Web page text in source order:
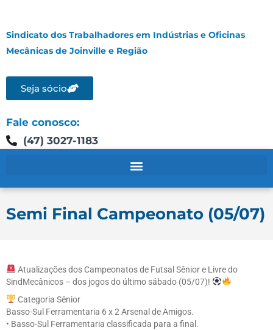
Sindicato dos Trabalhadores em Indústrias e Oficinas
Mecânicas de Joinville e Região
Seja sócio
Fale conosco:
(47) 3027-1183
Semi Final Campeonato (05/07)
Atualizações dos Campeonatos de Futsal Sênior e Livre do
SindMecânicos – dos jogos do último sábado (05/07)!
Categoria Sênior
Basso-Sul Ferramentaria 6 x 2 Arsenal de Amigos.
• Basso-Sul Ferramentaria classificada para a final.